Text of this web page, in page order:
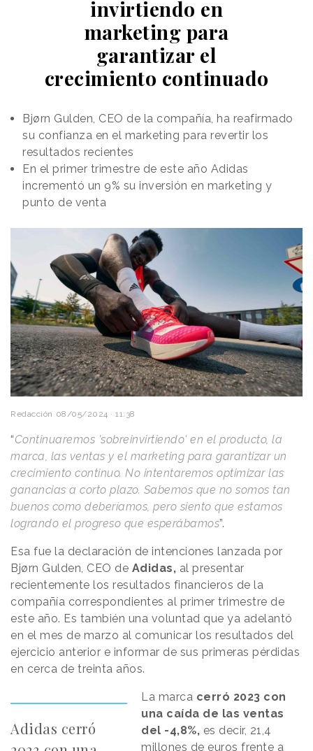
invirtiendo en
marketing para
garantizar el
crecimiento continuado
Bjørn Gulden, CEO de la compañía, ha reafirmado
su confianza en el marketing para revertir los
resultados recientes
En el primer trimestre de este año Adidas
incrementó un 9% su inversión en marketing y
punto de venta
Redacción 08/05/2024 · 11:38
“Continuaremos 'sobreinvirtiendo' en el producto, la
marca, las ventas y el marketing para garantizar un
crecimiento continuo. No intentaremos optimizar las
ganancias a corto plazo. Sabemos que no somos tan
buenos como deberíamos, pero siento que estamos
logrando el progreso que esperábamos”.
Esa fue la declaración de intenciones lanzada por
Bjørn Gulden, CEO de Adidas, al presentar
recientemente los resultados financieros de la
compañía correspondientes al primer trimestre de
este año. Es también una voluntad que ya adelantó
en el mes de marzo al comunicar los resultados del
ejercicio anterior e informar de sus primeras pérdidas
en cerca de treinta años.
Adidas cerró
La marca cerró 2023 con
una caída de las ventas
del -4,8%, es decir, 21,4
millones de euros frente a